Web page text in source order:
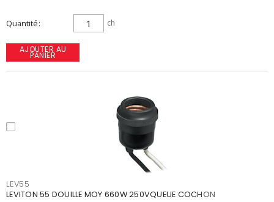
Quantité ch
AJOUTER AU
PANIER
LEV55
LEVITON 55 DOUILLE MOY 660W 250VQUEUE COCHON